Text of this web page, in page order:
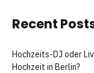
Recent
Hochzeits-DJ oder
Hochzeit in Berlin?